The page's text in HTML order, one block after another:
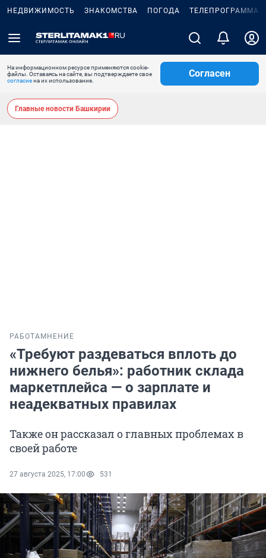
НЕДВИЖИМОСТЬ ЗНАКОМСТВА ПОГОДА ТЕЛЕПРОГРАММА
На информационном ресурсе применяются cookie-
файлы. Оставаясь на сайте, вы подтверждаете свое
согласиена их использование.
Согласен
Главные новости Башкирии
РАБОТА МНЕНИЕ
«Требуют раздеваться вплоть до
нижнего белья»: работник склада
маркетплейса — о зарплате и
неадекватных правилах
Также он рассказал о главных проблемах в
своей работе
27 августа 2025, 17:00 531